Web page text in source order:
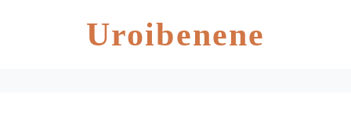
Uroibenene